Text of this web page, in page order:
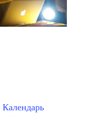
Календарь